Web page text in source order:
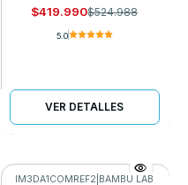
$419.990$524.988
5.0
VER DETALLES
IM3DA1COMREF2 BAMBU LAB